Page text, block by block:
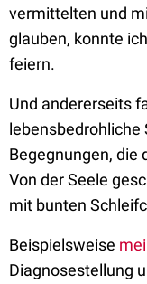
vermittelten und
glauben, konnte
feiern.
Und andererseits
lebensbedrohliche
Begegnungen, die
Von der Seele
mit bunten
Beispielsweise
Diagnosestellung